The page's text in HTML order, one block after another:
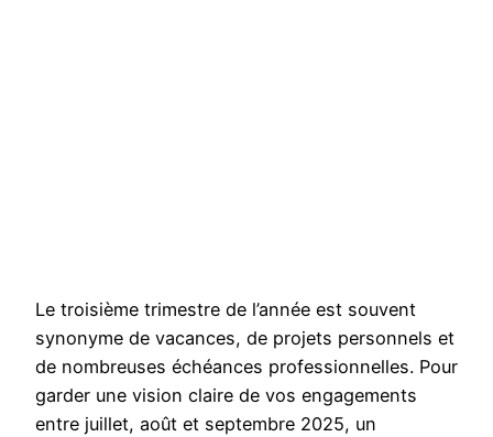
Le troisième trimestre de l’année est souvent
synonyme de vacances, de projets personnels et
de nombreuses échéances professionnelles. Pour
garder une vision claire de vos engagements
entre juillet, août et septembre 2025, un